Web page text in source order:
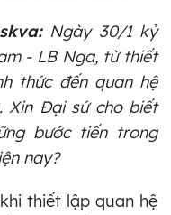
Ngày 30/1 kỷ
- LB Nga, từ thiết
thức đến quan hệ
Xin Đại sứ cho biết
bước tiến trong
nay?
thiết lập quan hệ